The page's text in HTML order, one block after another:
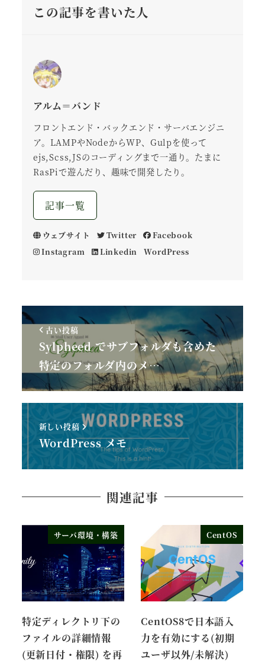
この記事を書いた人
アルム＝バンド
フロントエンド・バックエンド・サーバエンジニ
ア。LAMPやNodeからWP、Gulpを使って
ejs,Scss,JSのコーディングまで一通り。たまに
RasPiで遊んだり、趣味で開発したり。
記事一覧
ウェブサイト Twitter
Facebook
Instagram
Linkedin WordPress
古い投稿
Sylpheed でサブフォルダも含めた
特定のフォルダ内のメ…
新しい投稿
WordPress メモ
関連記事
サーバ環境・構築
特定ディレクトリ下の
ファイルの詳細情報
(更新日付・権限) を再
CentOS
CentOS8で日本語入
力を有効にする(初期
ユーザ以外/未解決)